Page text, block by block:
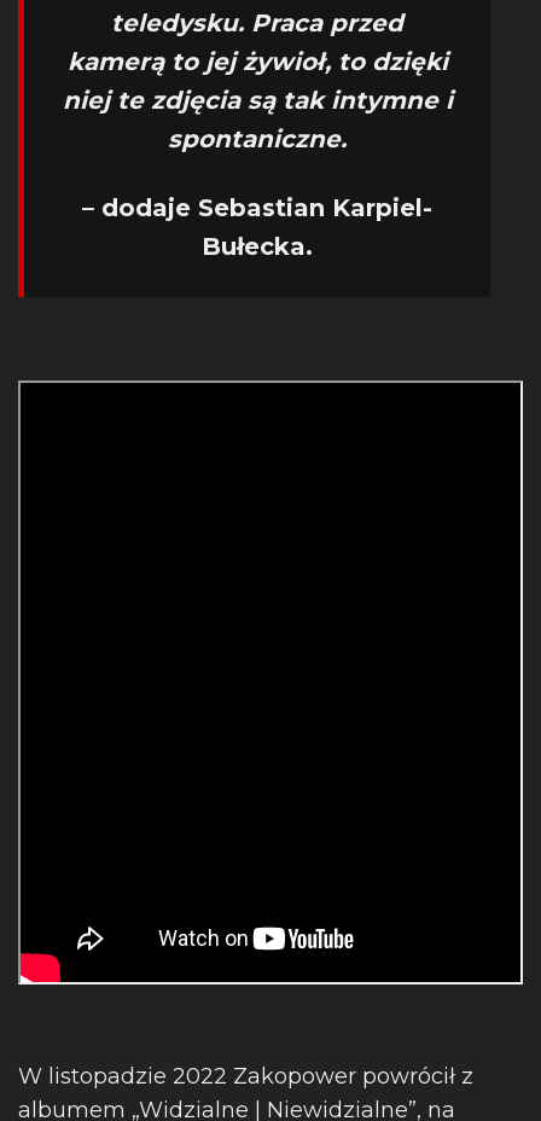
teledysku. Praca przed
kamerą to jej żywioł, to dzięki
niej te zdjęcia są tak intymne i
spontaniczne.
– dodaje Sebastian Karpiel-
Bułecka.
W listopadzie 2022 Zakopower powrócił z
albumem „Widzialne | Niewidzialne”, na